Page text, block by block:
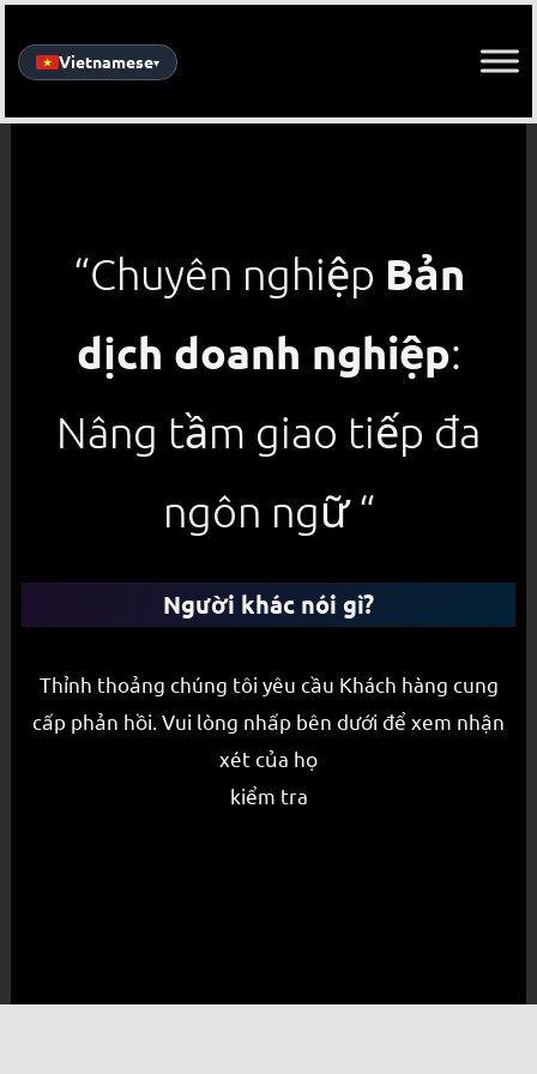
to
Vietnamese▾
“Chuyên nghiệp Bản
dịch doanh nghiệp:
Nâng tầm giao tiếp đa
ngôn ngữ “
Người khác nói gì?
Thỉnh thoảng chúng tôi yêu cầu Khách hàng cung
cấp phản hồi. Vui lòng nhấp bên dưới để xem nhận
xét của họ
kiểm tra